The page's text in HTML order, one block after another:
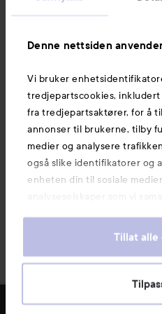
Denne nettsiden
Vi bruker
tredjepartscookies,
fra tredjepartsaktører, for å
annonser til brukerne, tilby
medier og analysere
også slike identifikatorer og
enheten din til sosiale
analyseselskaper som vi
informasjon som du har
våre cookies ved å fortsette
informasjon om hvordan du
Tillat alle
FILTRE
Informasjon
Også av interesse
E-handel av Avensia